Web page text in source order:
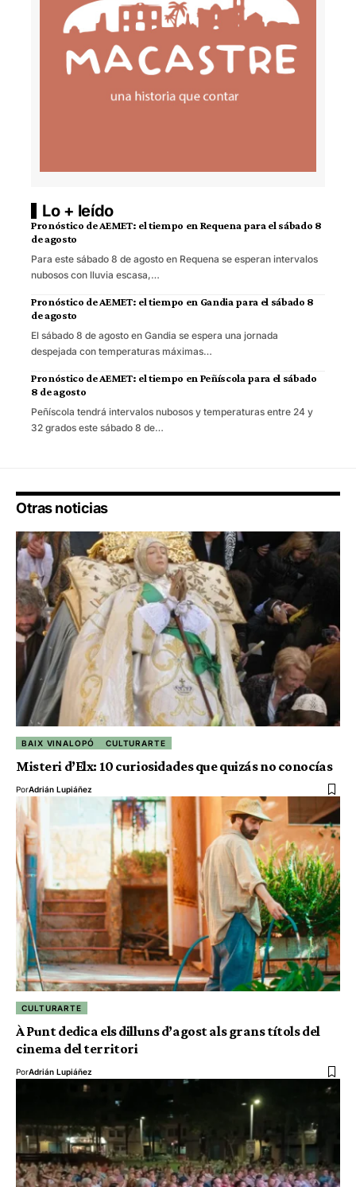
Lo + leído
Pronóstico de AEMET: el tiempo en Requena para el sábado 8
de agosto
Para este sábado 8 de agosto en Requena se esperan intervalos
nubosos con lluvia escasa,…
Pronóstico de AEMET: el tiempo en Gandia para el sábado 8
de agosto
El sábado 8 de agosto en Gandia se espera una jornada
despejada con temperaturas máximas…
Pronóstico de AEMET: el tiempo en Peñíscola para el sábado
8 de agosto
Peñíscola tendrá intervalos nubosos y temperaturas entre 24 y
32 grados este sábado 8 de…
Otras noticias
BAIX VINALOPÓ CULTURARTE
Misteri d’Elx: 10 curiosidades que quizás no conocías
PorAdrián Lupiáñez
CULTURARTE
À Punt dedica els dilluns d’agost als grans títols del
cinema del territori
PorAdrián Lupiáñez